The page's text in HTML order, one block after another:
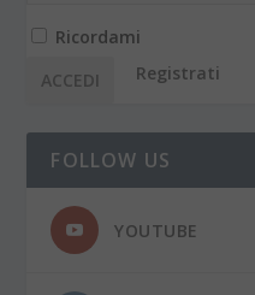
Ricordami
Registrati
FOLLOW US
YOUTUBE